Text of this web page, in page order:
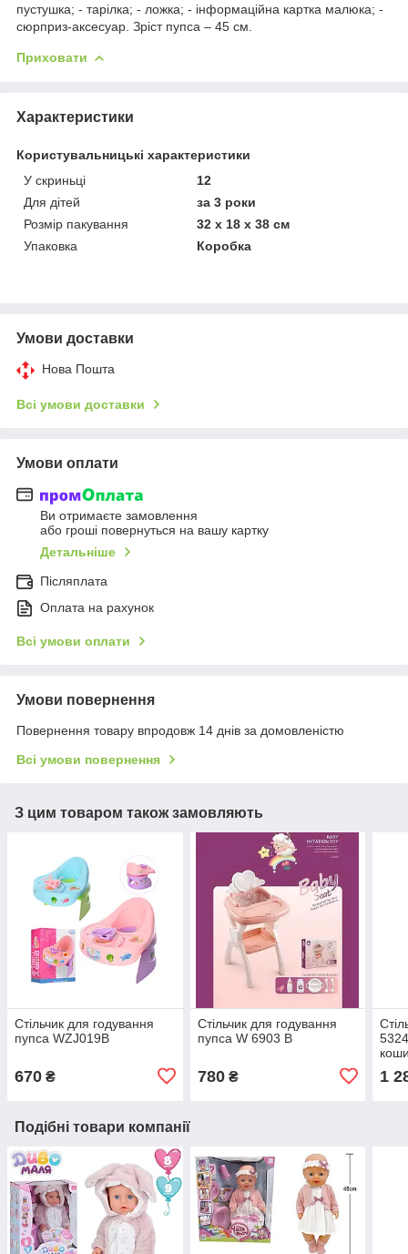
пустушка; - тарілка; - ложка; - інформаційна картка малюка; -
сюрприз-аксесуар. Зріст пупса – 45 см.
Приховати
Характеристики
Користувальницькі характеристики
У скриньці
12
Для дітей
за 3 роки
Розмір пакування
32 х 18 х 38 см
Упаковка
Коробка
Умови доставки
Нова Пошта
Всі умови доставки
Умови оплати
Ви отримаєте замовлення
або гроші повернуться на вашу картку
Детальніше
Післяплата
Оплата на рахунок
Всі умови оплати
Умови повернення
Повернення товару впродовж 14 днів за домовленістю
Всі умови повернення
З цим товаром також замовляють
Стільчик для годування
пупса WZJ019B
670 ₴
Стільчик для годування
пупса W 6903 B
780₴ 1
Подібні товари компанії